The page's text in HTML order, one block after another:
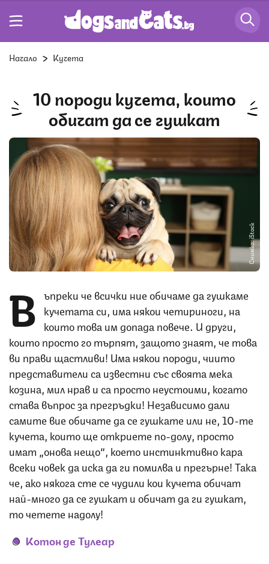
Начало Кучета
10 породи кучета, които
обичат да се гушкат
Снимка: iStock
В ъпреки че всички ние обичаме да гушкаме
кучетата си, има някои четириноги, на
които това им допада повече. И други,
които просто го търпят, защото знаят, че това
ви прави щастливи! Има някои породи, чиито
представители са известни със своята мека
козина, мил нрав и са просто неустоими, когато
става въпрос за прегръдки! Независимо дали
самите вие обичате да се гушкате или не, 10-те
кучета, които ще откриете по-долу, просто
имат „онова нещо“, което инстинктивно кара
всеки човек да иска да ги помилва и прегърне! Така
че, ако някога сте се чудили кои кучета обичат
най-много да се гушкат и обичат да ги гушкат,
то четете надолу!
Котон де Тулеар